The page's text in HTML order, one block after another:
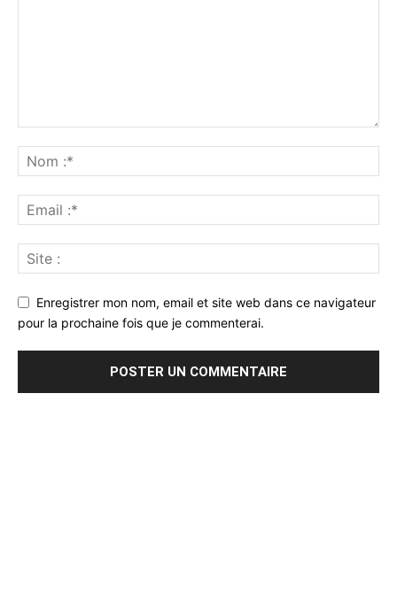
Enregistrer mon nom, email et site web dans ce navigateur
pour la prochaine fois que je commenterai.